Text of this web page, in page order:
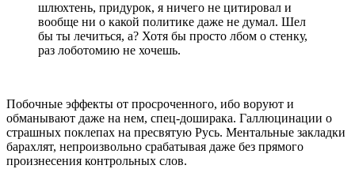
шлюхтень, придурок, я ничего не цитировал и
вообще ни о какой политике даже не думал. Шел
бы ты лечиться, а? Хотя бы просто лбом о стенку,
раз лоботомию не хочешь.
Побочные эффекты от просроченного, ибо воруют и
обманывают даже на нем, спец-доширака. Галлюцинации о
страшных поклепах на пресвятую Русь. Ментальные закладки
барахлят, непроизвольно срабатывая даже без прямого
произнесения контрольных слов.